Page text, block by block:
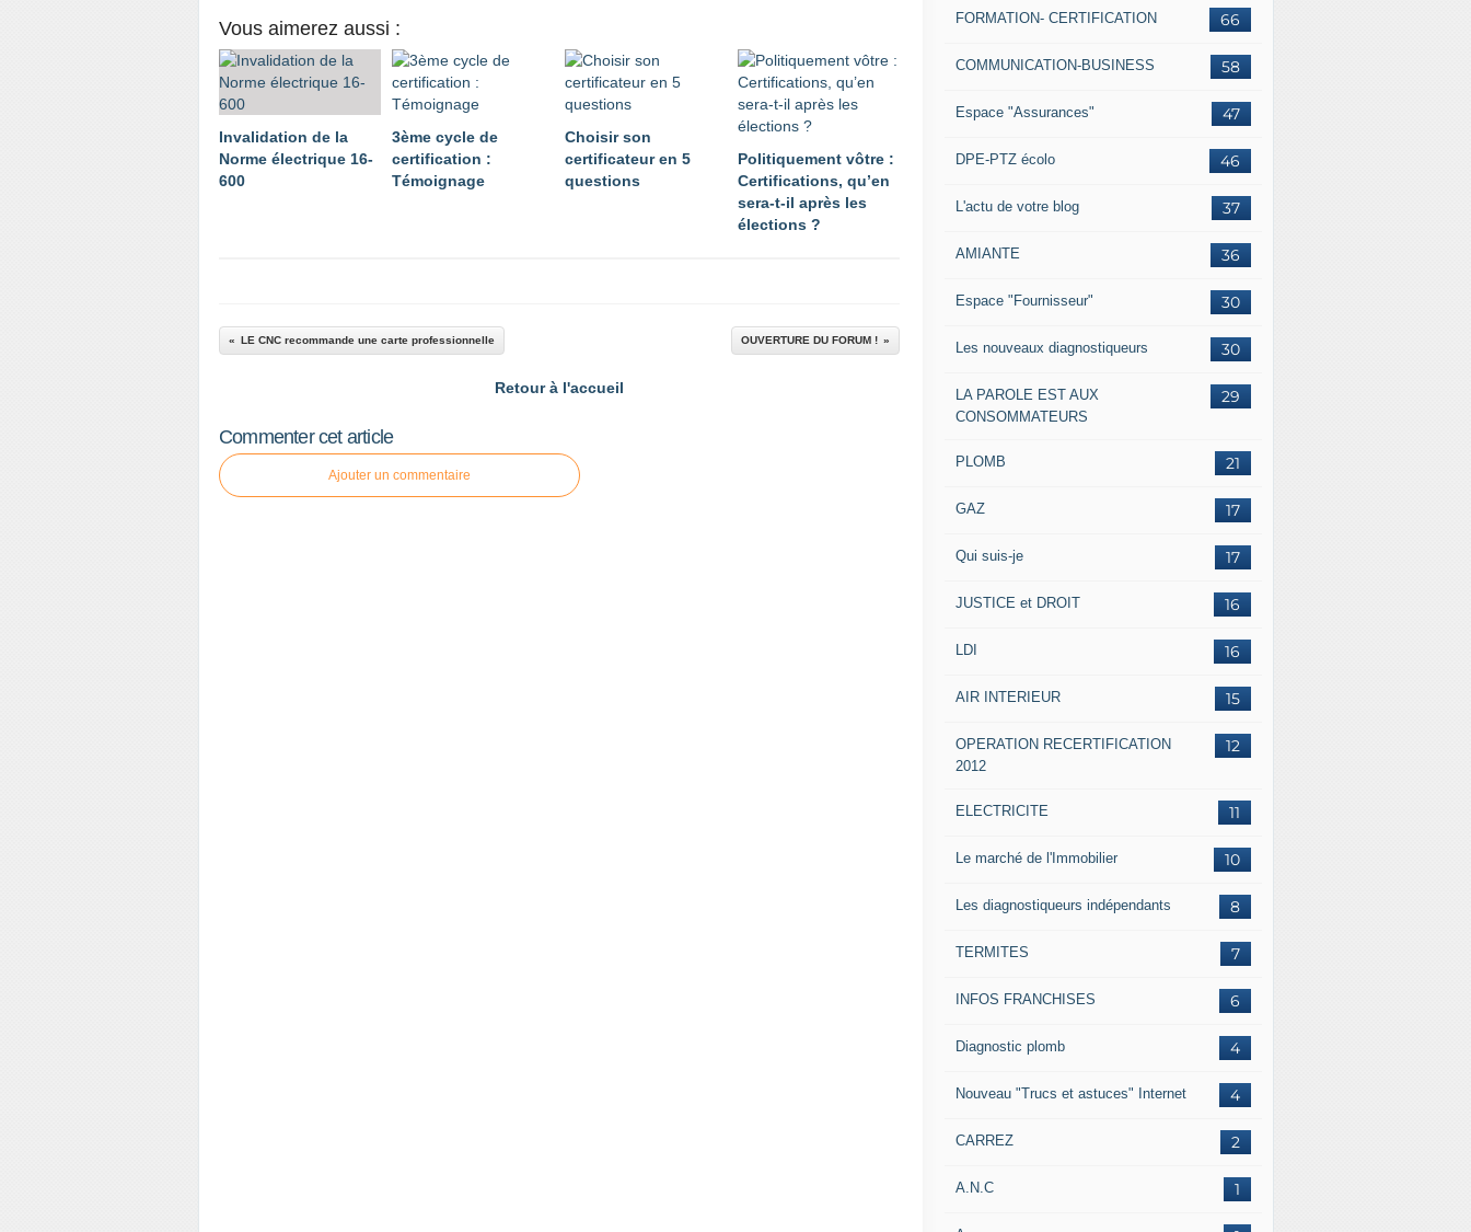
Vous aimerez aussi :
Invalidation de la
Norme électrique 16-
600
3ème cycle de
certification :
Témoignage
Choisir son
certificateur en 5
questions
Politiquement vôtre :
Certifications, qu’en
sera-t-il après les
élections ?
LE CNC recommande une carte professionnelle OUVERTURE DU FORUM !
Retour à l'accueil
Commenter cet article
Ajouter un commentaire
66
FORMATION- CERTIFICATION
58
COMMUNICATION-BUSINESS
47
Espace "Assurances"
46
DPE-PTZ écolo
37
L'actu de votre blog
36
AMIANTE
30
Espace "Fournisseur"
30
Les nouveaux diagnostiqueurs
29
LA PAROLE EST AUX
CONSOMMATEURS
21
PLOMB
17
GAZ
17
Qui suis-je
16
JUSTICE et DROIT
16
LDI
15
AIR INTERIEUR
12
OPERATION RECERTIFICATION
2012
11
ELECTRICITE
10
Le marché de l'Immobilier
8
Les diagnostiqueurs indépendants
7
TERMITES
6
INFOS FRANCHISES
4
Diagnostic plomb
4
Nouveau "Trucs et astuces" Internet
2
CARREZ
1
A.N.C